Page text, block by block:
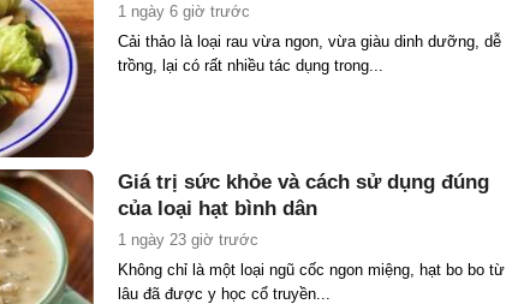
1 ngày 6 giờ trước
Cải thảo là loại rau vừa ngon, vừa giàu dinh dưỡng, dễ
trồng, lại có rất nhiều tác dụng trong...
Giá trị sức khỏe và cách sử dụng đúng
của loại hạt bình dân
1 ngày 23 giờ trước
Không chỉ là một loại ngũ cốc ngon miệng, hạt bo bo từ
lâu đã được y học cổ truyền...